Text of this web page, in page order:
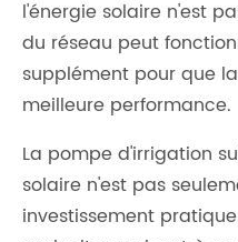
l'énergie solaire n'est
du réseau peut
supplément pour que
meilleure performance.
La pompe d'irrigation
solaire n'est pas
investissement